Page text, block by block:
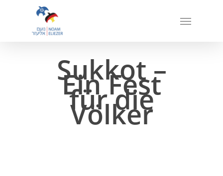
Menu
Sukkot –
Ein Fest
für die
Völker